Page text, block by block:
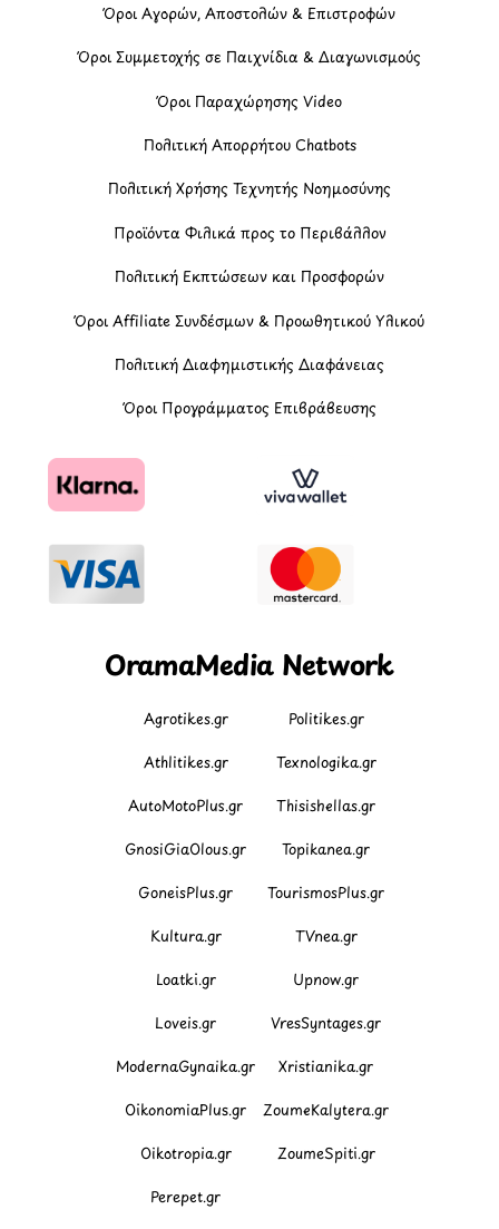
Όροι Αγορών, Αποστολών & Επιστροφών
Όροι Συμμετοχής σε Παιχνίδια & Διαγωνισμούς
Όροι Παραχώρησης Video
Πολιτική Απορρήτου Chatbots
Πολιτική Χρήσης Τεχνητής Νοημοσύνης
Προϊόντα Φιλικά προς το Περιβάλλον
Πολιτική Εκπτώσεων και Προσφορών
Όροι Affiliate Συνδέσμων & Προωθητικού Υλικού
Πολιτική Διαφημιστικής Διαφάνειας
Όροι Προγράμματος Επιβράβευσης
OramaMedia Network
Agrotikes.gr Politikes.gr
Athlitikes.gr Texnologika.gr
AutoMotoPlus.gr Thisishellas.gr
GnosiGiaOlous.gr Topikanea.gr
GoneisPlus.gr TourismosPlus.gr
Kultura.gr TVnea.gr
Loatki.gr Upnow.gr
Loveis.gr VresSyntages.gr
ModernaGynaika.gr Xristianika.gr
OikonomiaPlus.gr ZoumeKalytera.gr
Oikotropia.gr ZoumeSpiti.gr
Perepet.gr